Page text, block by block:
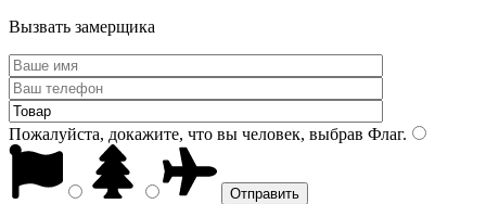
Вызвать замерщика
Пожалуйста, докажите, что вы человек, выбрав Флаг.